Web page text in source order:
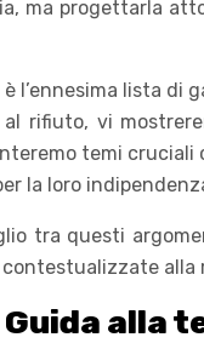
ma progettarla
l’ennesima lista
rifiuto, vi
temi cruciali
la loro
tra questi
alla